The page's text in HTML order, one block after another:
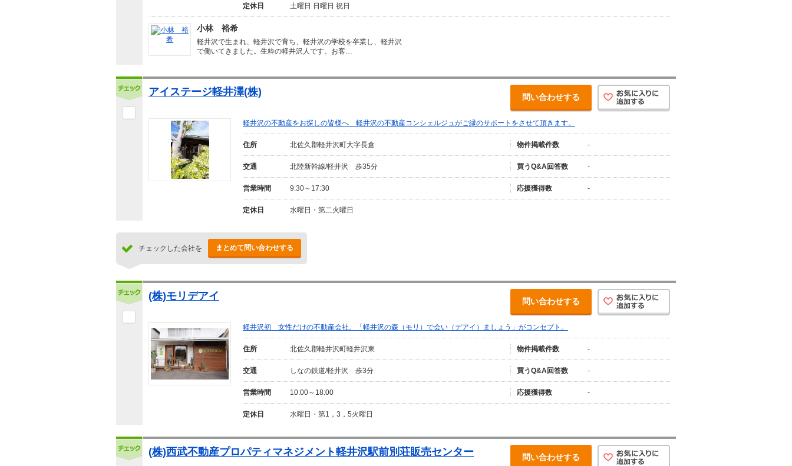
定休日 土曜日 日曜日 祝日
小林 裕希
軽井沢で生まれ、軽井沢で育ち、軽井沢の学校を卒業し、軽井沢
で働いてきました。生粋の軽井沢人です。お客…
アイステージ軽井澤(株) 問い合わせする
軽井沢の不動産をお探しの皆様へ 軽井沢の不動産コンシェルジュがご縁のサポートをさせて頂きます。
住所 北佐久郡軽井沢町大字長倉 物件掲載件数 -
交通 北陸新幹線/軽井沢 歩35分 買うQ&A回答数 -
営業時間 9:30～17:30 応援獲得数 -
定休日 水曜日・第二火曜日
チェックした会社を まとめて問い合わせする
(株)モリデアイ 問い合わせする
軽井沢初 女性だけの不動産会社。「軽井沢の森（モリ）で会い（デアイ）ましょう」がコンセプト。
住所 北佐久郡軽井沢町軽井沢東 物件掲載件数 -
交通 しなの鉄道/軽井沢 歩3分 買うQ&A回答数 -
営業時間 10:00～18:00 応援獲得数 -
定休日 水曜日・第1，3，5火曜日
(株)西武不動産プロパティマネジメント軽井沢駅前別荘販売センター 問い合わせする